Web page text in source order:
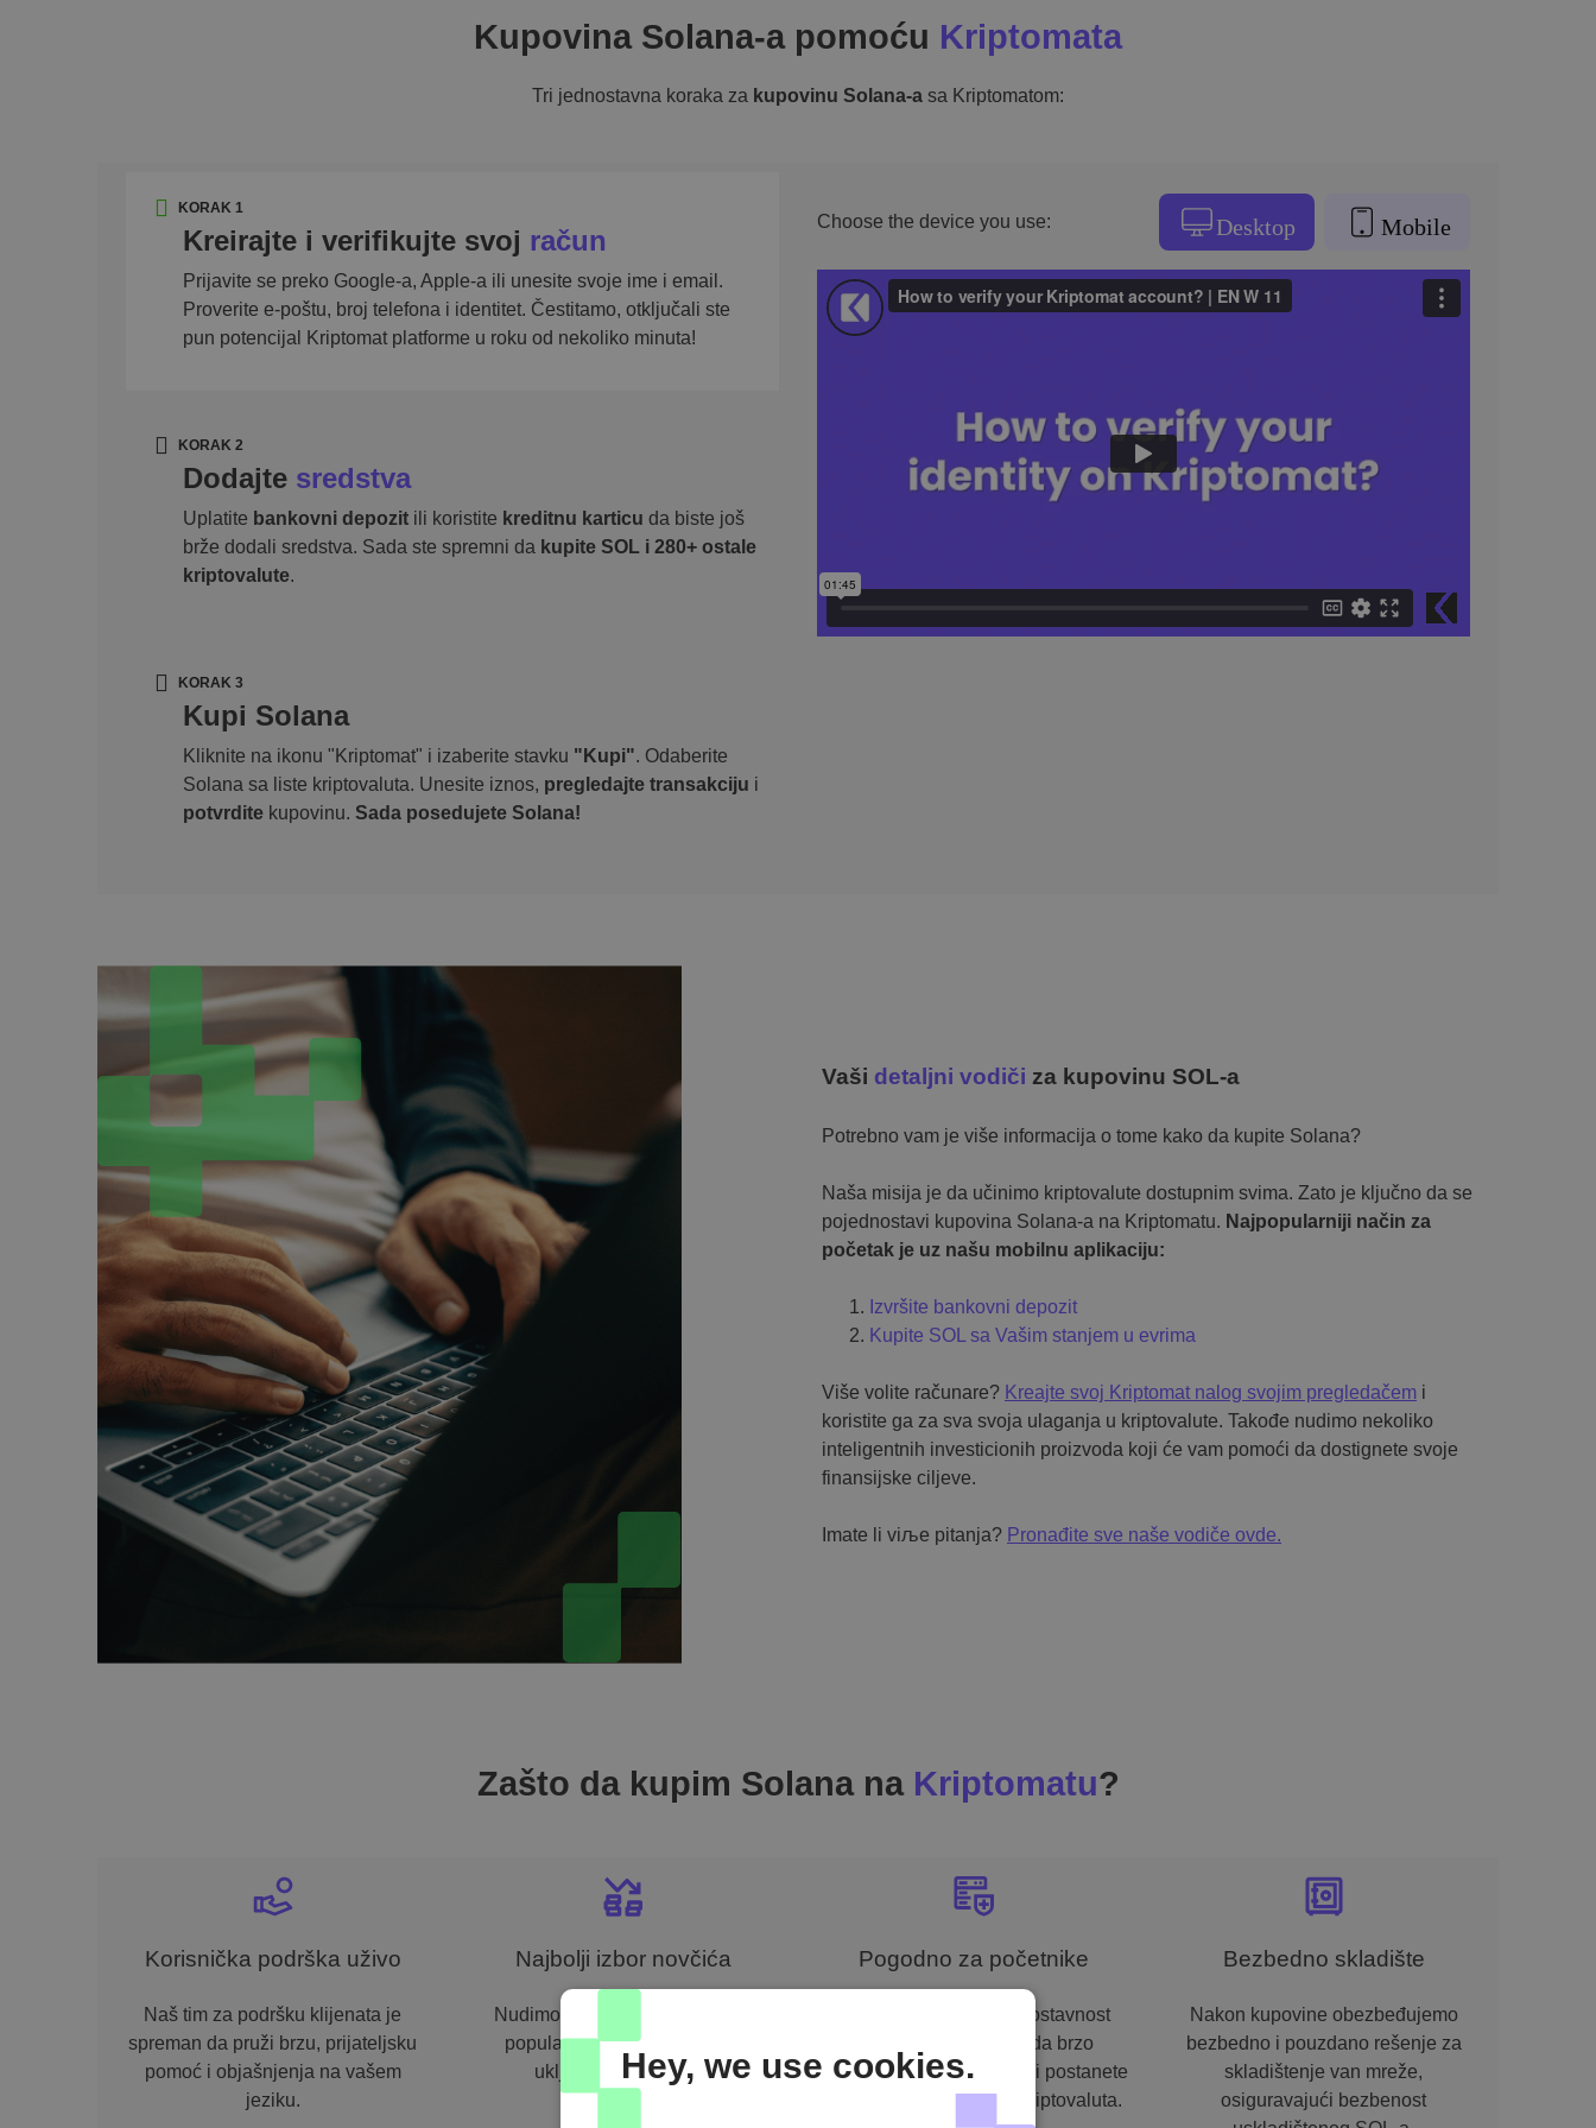
Kupovina Solana-a pomoću Kriptomata
Tri jednostavna koraka za kupovinu Solana-a sa Kriptomatom:
KORAK 1
Kreirajte i verifikujte svoj račun
Prijavite se preko Google-a, Apple-a ili unesite svoje ime i email.
Proverite e-poštu, broj telefona i identitet. Čestitamo, otključali ste
pun potencijal Kriptomat platforme u roku od nekoliko minuta!
KORAK 2
Dodajte sredstva
Uplatite bankovni depozit ili koristite kreditnu karticu da biste još
brže dodali sredstva. Sada ste spremni da kupite SOL i 280+ ostale
kriptovalute.
KORAK 3
Kupi Solana
Kliknite na ikonu "Kriptomat" i izaberite stavku "Kupi". Odaberite
Solana sa liste kriptovaluta. Unesite iznos, pregledajte transakciju i
potvrdite kupovinu. Sada posedujete Solana!
Choose the device you use: Desktop Mobile
Vaši detaljni vodiči za kupovinu SOL-a
Potrebno vam je više informacija o tome kako da kupite Solana?
Naša misija je da učinimo kriptovalute dostupnim svima. Zato je ključno da se
pojednostavi kupovina Solana-a na Kriptomatu. Najpopularniji način za
početak je uz našu mobilnu aplikaciju:
Izvršite bankovni depozit
Kupite SOL sa Vašim stanjem u evrima
Više volite računare? Kreajte svoj Kriptomat nalog svojim pregledačem i
koristite ga za sva svoja ulaganja u kriptovalute. Takođe nudimo nekoliko
inteligentnih investicionih proizvoda koji će vam pomoći da dostignete svoje
finansijske ciljeve.
Imate li viљe pitanja? Pronađite sve naše vodiče ovde.
Zašto da kupim Solana na Kriptomatu?
Korisnička podrška uživo
Naš tim za podršku klijenata je
spreman da pruži brzu, prijateljsku
pomoć i objašnjenja na vašem
jeziku.
Najbolji izbor novčića
Nudimo momentalnu kupovinu
popularnih novčića i tokena,
uključujući Solana-a.
Pogodno za početnike
Fokusiramo se na jednostavnost
kako bismo osigurali da brzo
savladate našu platformu i postanete
samouvereni investitor kriptovaluta.
Bezbedno skladište
Nakon kupovine obezbeđujemo
bezbedno i pouzdano rešenje za
skladištenje van mreže,
osiguravajući bezbenost
Hey, we use cookies.